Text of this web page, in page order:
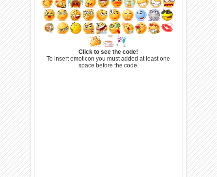
Click to see the code!
To insert emoticon you must added at least one
space before the code.